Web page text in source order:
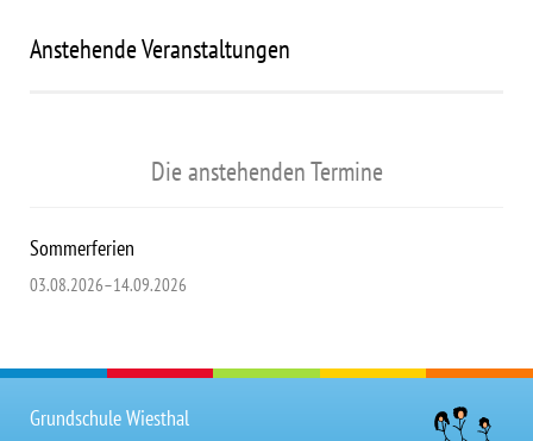
Anstehende Veranstaltungen
Die anstehenden Termine
Sommerferien
03.08.2026–14.09.2026
Grundschule Wiesthal